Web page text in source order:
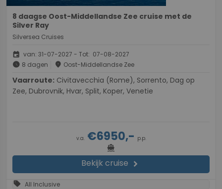
8 daagse Oost-Middellandse Zee cruise met de
Silver Ray
Silversea Cruises
event van: 31-07-2027 - Tot: 07-08-2027
schedule 8 dagen place Oost-Middellandse Zee
Vaarroute:
Zee, Dubrovnik, Hvar, Split, Koper, Venetie
v.a.€6950,- p.p.
directions_boat
Bekijk cruise chevron_right
sell All Inclusive